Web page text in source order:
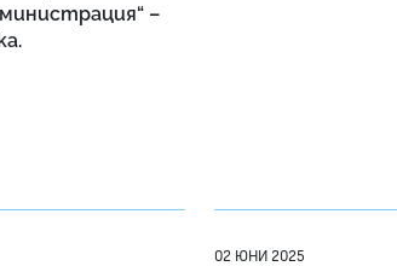
–
02 ЮНИ 2025